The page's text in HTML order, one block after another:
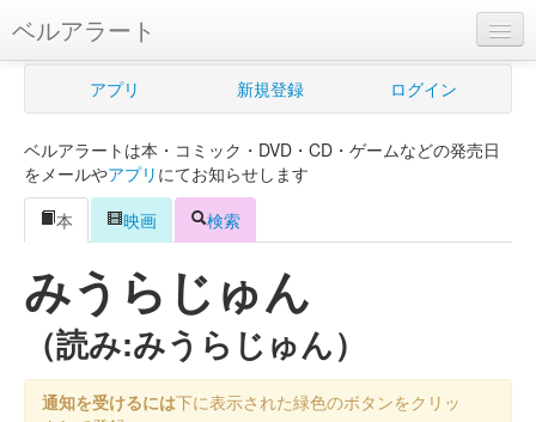
ベルアラート
ベルアラートとは
新規登録
ログイン
Myカレンダー
購入管理
Myシェルフ
プレミアム
アプリ 新規登録 ログイン
ベルアラートは本・コミック・DVD・CD・ゲームなどの発売日
をメールやアプリ にてお知らせします
本
映画 検索
みうらじゅん
（読み:みうらじゅん）
通知を受けるには下に表示された緑色のボタンをクリッ